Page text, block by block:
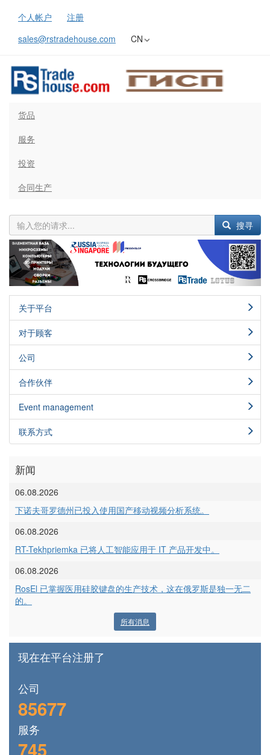
个人帐户
注册
sales@rstradehouse.com
CN
货品
服务
投资
合同生产
搜寻
Previous Next
关于平台
对于顾客
公司
合作伙伴
Event management
联系方式
新闻
06.08.2026
下诺夫哥罗德州已投入使用国产移动视频分析系统。
06.08.2026
RT-Tekhpriemka 已将人工智能应用于 IT 产品开发中。
06.08.2026
RosEl 已掌握医用硅胶键盘的生产技术，这在俄罗斯是独一无二
的。
所有消息
现在在平台注册了
公司
85677
服务
745